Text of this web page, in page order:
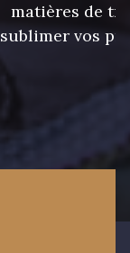
matières de
sublimer vos